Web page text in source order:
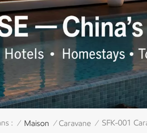
: / Maison / Caravane / SFK-001